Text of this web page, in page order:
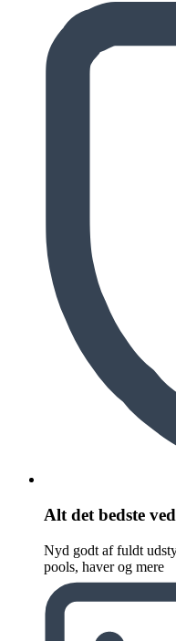
Alt det bedste
Nyd godt af fuldt
pools, haver og mere